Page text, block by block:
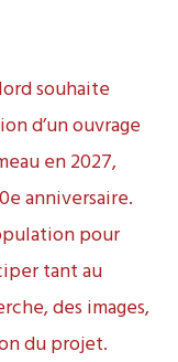
souhaite
d’un ouvrage
en 2027,
anniversaire.
pour
tant au
des images,
du projet.